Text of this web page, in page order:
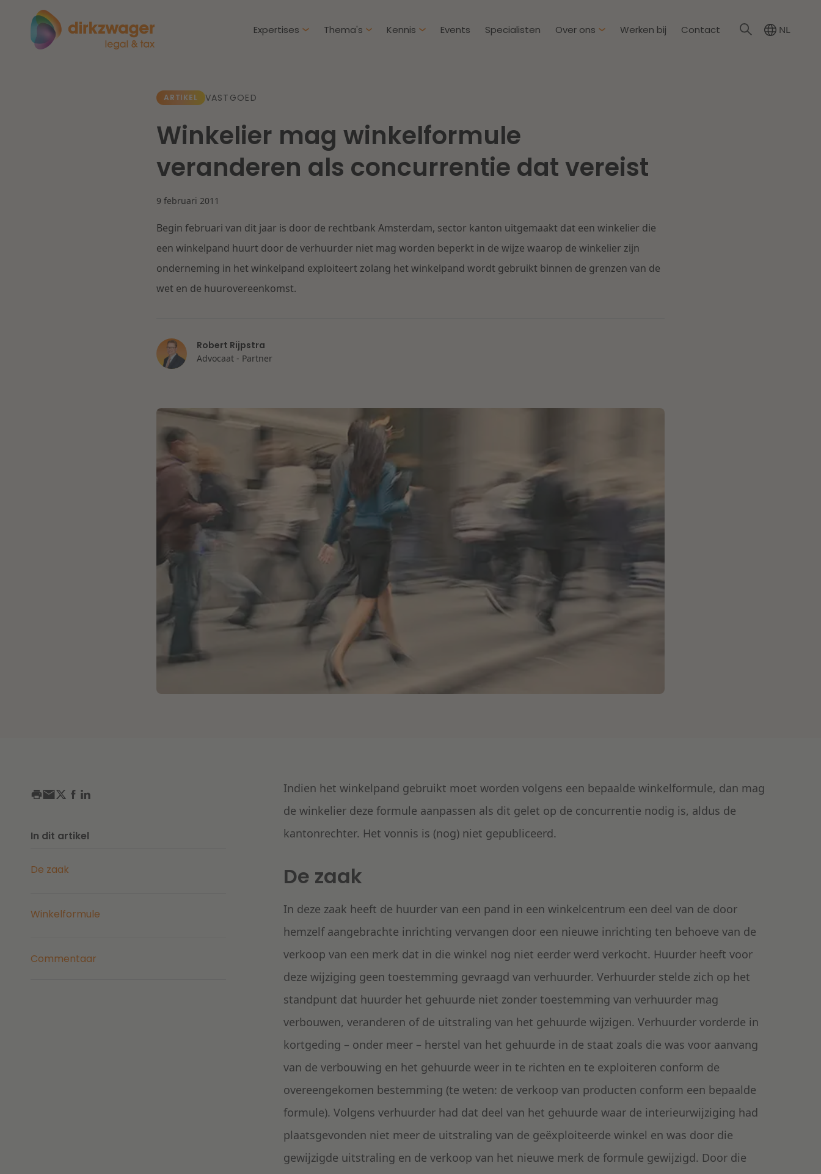
Expertises
IE & Innovatie
Herstructurering & Insolventie
Vastgoed
Overheid & Omgeving
Aanbesteding & Mededinging
Litigation
Onderwijs
Thema's
energietransitie
Dichtbij een
toekomstbestendige
zorg
Dichtbij de kansen en
uitdagingen in de
woningbouw
onderneming
Kennis Events Specialisten Over ons
Nieuws
Werken bij Contact NL
ARTIKEL VASTGOED
Winkelier mag winkelformule
veranderen als concurrentie dat vereist
9 februari 2011
Begin februari van dit jaar is door de rechtbank Amsterdam, sector kanton uitgemaakt dat een winkelier die
een winkelpand huurt door de verhuurder niet mag worden beperkt in de wijze waarop de winkelier zijn
onderneming in het winkelpand exploiteert zolang het winkelpand wordt gebruikt binnen de grenzen van de
wet en de huurovereenkomst.
Robert Rijpstra
Advocaat - Partner
In dit artikel
De zaak
Winkelformule
Commentaar
Indien het winkelpand gebruikt moet worden volgens een bepaalde winkelformule, dan mag
de winkelier deze formule aanpassen als dit gelet op de concurrentie nodig is, aldus de
kantonrechter. Het vonnis is (nog) niet gepubliceerd.
De zaak
In deze zaak heeft de huurder van een pand in een winkelcentrum een deel van de door
hemzelf aangebrachte inrichting vervangen door een nieuwe inrichting ten behoeve van de
verkoop van een merk dat in die winkel nog niet eerder werd verkocht. Huurder heeft voor
deze wijziging geen toestemming gevraagd van verhuurder. Verhuurder stelde zich op het
standpunt dat huurder het gehuurde niet zonder toestemming van verhuurder mag
verbouwen, veranderen of de uitstraling van het gehuurde wijzigen. Verhuurder vorderde in
kortgeding – onder meer – herstel van het gehuurde in de staat zoals die was voor aanvang
van de verbouwing en het gehuurde weer in te richten en te exploiteren conform de
overeengekomen bestemming (te weten: de verkoop van producten conform een bepaalde
formule). Volgens verhuurder had dat deel van het gehuurde waar de interieurwijziging had
plaatsgevonden niet meer de uitstraling van de geëxploiteerde winkel en was door die
gewijzigde uitstraling en de verkoop van het nieuwe merk de formule gewijzigd. Door die